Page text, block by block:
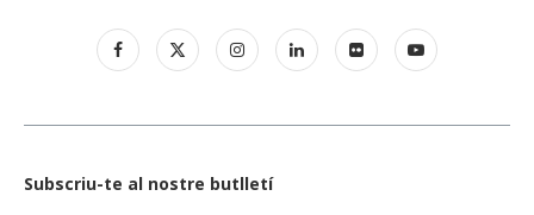
Subscriu-te al nostre butlletí